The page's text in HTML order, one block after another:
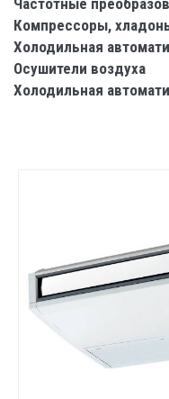
Частотные
Компрессоры,
Холодильная
Осушители воздуха
Холодильная